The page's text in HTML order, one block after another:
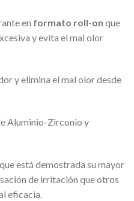
en formato roll-on que
y evita el mal olor
y elimina el mal olor desde
Aluminio-Zirconio y
está demostrada su mayor
de irritación que otros
eficacia.